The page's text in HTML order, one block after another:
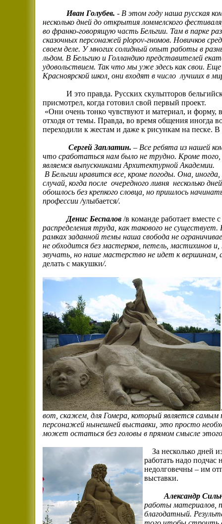
Иван Голубев. - В этом году наша русская
несколько дней до открытия ломмелского
во франко-говорящую часть Бельгии. Там в парке
сказочных персонажей plopov-гномов. Новичков
своем деле. У многих солидный опыт работы в
льдом. В Бельгию и Голландию представителей
удовольствием. Так что мы уже здесь как свои. Еще
Красноярской школ, они входят в число лучших в
И это правда. Русских скульпторов
присмотрел, когда готовил свой первый проект.
«Они очень тонко чувствуют и материал, и
отходя от темы. Правда, во время общения иногда
переходили к жестам и даже к рисункам на песке.
Сергей Заплатин. – Все ребята из нашей
что сработаться нам было не трудно. Кроме того,
являемся выпускниками Архитектурной Академии.
В Бельгии нравится все, кроме погоды. Она, иногда,
случай, когда после очередного ливня несколько
обошлось без крепкого словца, но пришлось
профессии /улыбается/.
Денис Беспалов /в команде работает вместе
распределения труда, как такового не
рамках заданной темы наша свобода не
не обходится без мастерков, петель, мастихинов
звучать, но наше мастерство не идет к вершинам,
делать с макушки/.
вот, скажем, для Гомера, который является
персонажей нынешней выставки, это просто
может остаться без головы в прямом смысле
За несколько дней
работать надо подчас
недолговечны – им
выставки.
Александр
работы материалов,
благодатный.